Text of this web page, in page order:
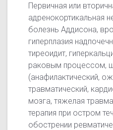
Первичная или
адренокортикальная
болезнь Аддисона,
гиперплазия
тиреоидит,
раковым процессом,
(анафилактический,
травматический,
мозга, тяжелая
терапия при остром
обострении